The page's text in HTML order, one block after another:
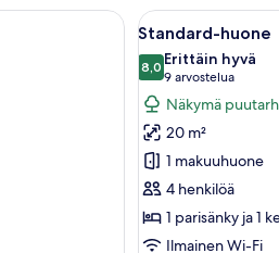
jossa on suuri sänky,
Avaa
kaikki
huonetyypin
Standard-
huone
kuvat
7
Standard-huone
8,08,0 kautta 10
Erittäin hyvä
9 arvostelua
(9
arvostelua)
Näkymä
20 m²
1 makuuhuone
4 henkilöä
1 parisänky ja 1
Ilmainen Wi-Fi